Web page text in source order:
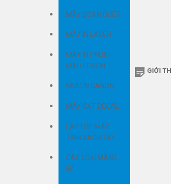
MÁY SCAN QUÉT
MÁY IN LASER
MÁY IN PHUN
MÀU EPSON
MỰC IN CANON
MÁY CẮT DECAL
LAPTOP MÁY
TÍNH XÁCH TAY
CÁC LOẠI MÀNG
ÉP
GIỚI